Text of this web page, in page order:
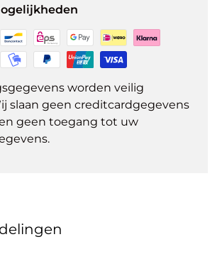
worden veilig
slaan geen creditcardgegevens
geen toegang tot uw